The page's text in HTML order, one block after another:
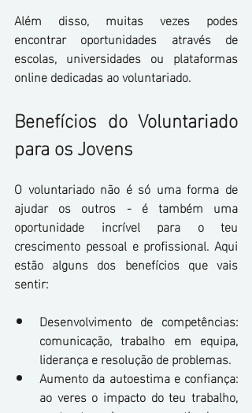
Além disso, muitas vezes podes
encontrar oportunidades através de
escolas, universidades ou plataformas
online dedicadas ao voluntariado.
Benefícios do Voluntariado
para os Jovens
O voluntariado não é só uma forma de
ajudar os outros - é também uma
oportunidade incrível para o teu
crescimento pessoal e profissional. Aqui
estão alguns dos benefícios que vais
sentir:
Desenvolvimento de competências:
comunicação, trabalho em equipa,
liderança e resolução de problemas.
Aumento da autoestima e confiança:
ao veres o impacto do teu trabalho,